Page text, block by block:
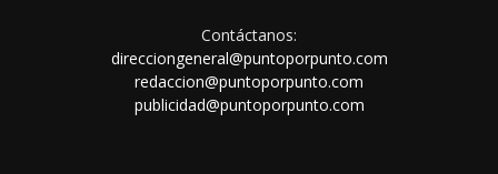
Contáctanos:
direcciongeneral@puntoporpunto.com
redaccion@puntoporpunto.com
publicidad@puntoporpunto.com